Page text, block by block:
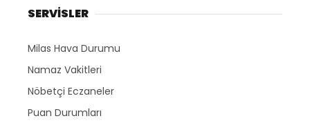
SERVİSLER
Milas Hava Durumu
Namaz Vakitleri
Nöbetçi Eczaneler
Puan Durumları